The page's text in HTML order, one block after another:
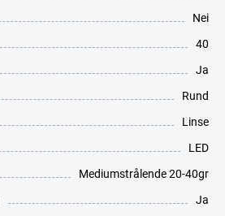
Nei
40
Ja
Rund
Linse
LED
Mediumstrålende 20-40gr
Ja